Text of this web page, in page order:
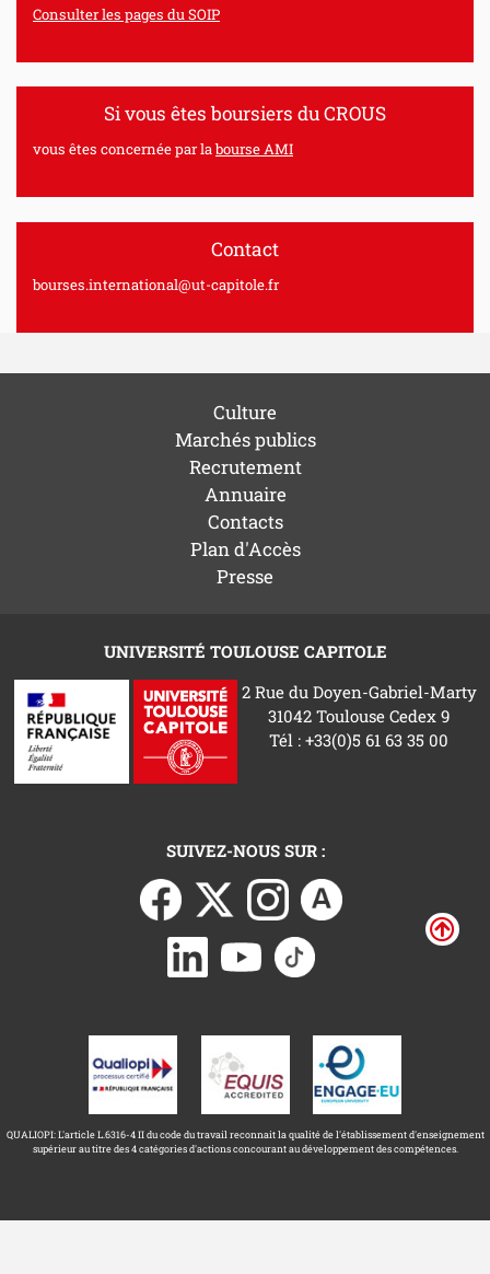
Consulter les pages du SOIP
Si vous êtes boursiers du CROUS
vous êtes concernée par labourse AMI
Contact
bourses.international@ut-capitole.fr
Culture
Marchés publics
Recrutement
Annuaire
Contacts
Plan d'Accès
Presse
UNIVERSITÉ TOULOUSE CAPITOLE
2 Rue du Doyen-Gabriel-Marty
31042 Toulouse Cedex 9
Tél : +33(0)5 61 63 35 00
SUIVEZ-NOUS SUR :
QUALIOPI: L'article L.6316-4 II du code du travail reconnait la qualité de l'établissement d'enseignement
supérieur au titre des 4 catégories d'actions concourant au développement des compétences.